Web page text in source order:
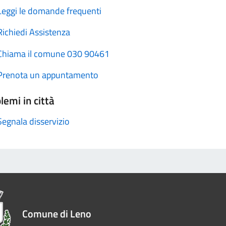
le domande frequenti
Assistenza
il comune 030 90461
un appuntamento
in città
disservizio
Comune di Leno